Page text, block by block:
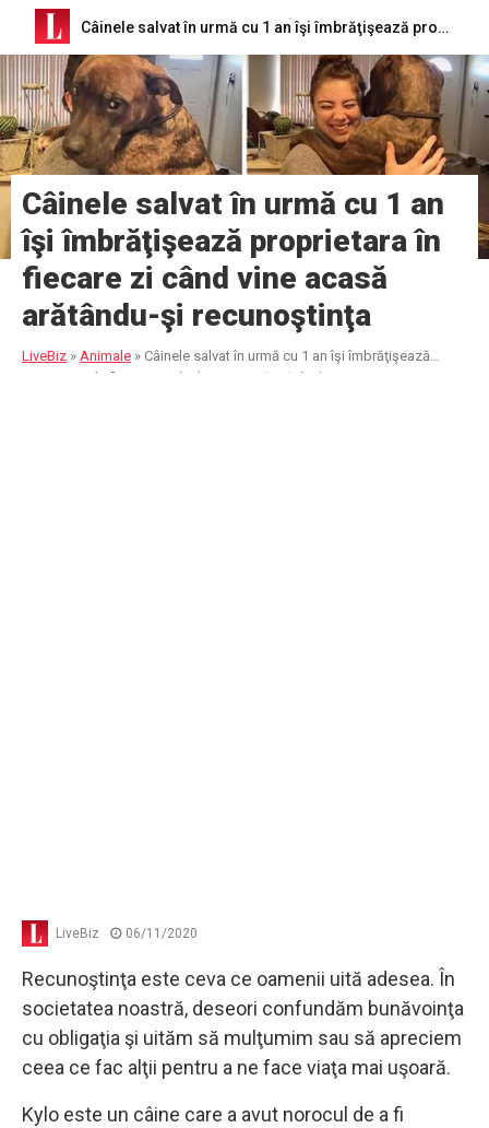
Câinele salvat în urmă cu 1 an îşi îmbrăţişează proprietara în fiecare zi când vine acasă arătându-şi recunoştinţa
Câinele salvat în urmă cu 1 an
îşi îmbrăţişează proprietara în
fiecare zi când vine acasă
arătându-şi recunoştinţa
LiveBiz » Animale » Câinele salvat în urmă cu 1 an îşi îmbrăţişează
proprietara în fiecare zi când vine acasă arătându-şi recunoştinţa
LiveBiz 06/11/2020
Recunoştinţa este ceva ce oamenii uită adesea. În
societatea noastră, deseori confundăm bunăvoinţa
cu obligaţia şi uităm să mulţumim sau să apreciem
ceea ce fac alţii pentru a ne face viaţa mai uşoară.
Kylo este un câine care a avut norocul de a fi